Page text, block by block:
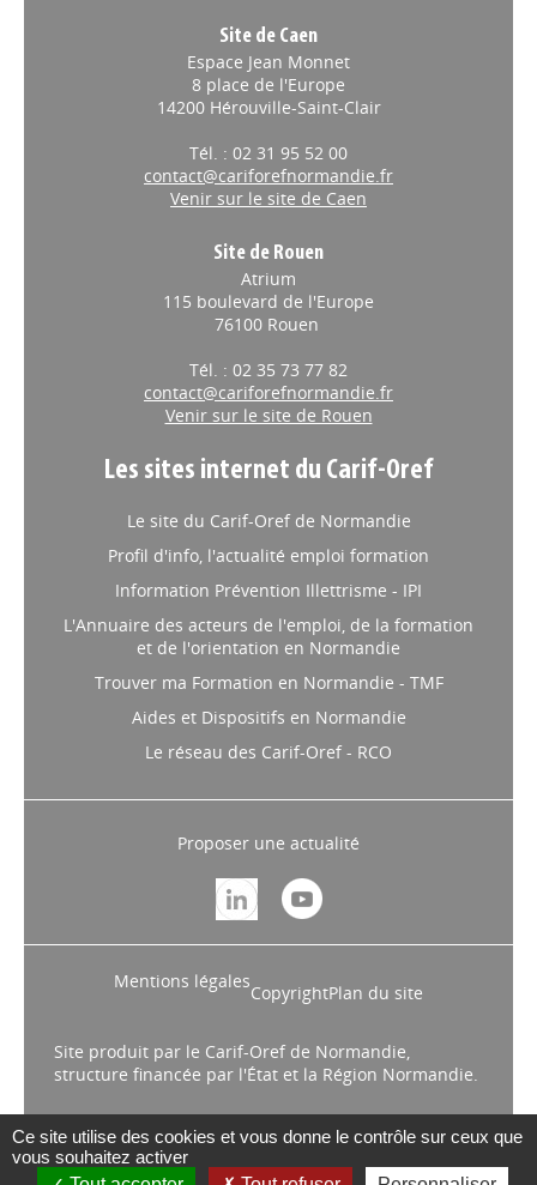
Site de Caen
Espace Jean Monnet
8 place de l'Europe
14200 Hérouville-Saint-Clair
Tél. : 02 31 95 52 00
contact@cariforefnormandie.fr
Venir sur le site de Caen
Site de Rouen
Atrium
115 boulevard de l'Europe
76100 Rouen
Tél. : 02 35 73 77 82
contact@cariforefnormandie.fr
Venir sur le site de Rouen
Les sites internet du Carif-Oref
Le site du Carif-Oref de Normandie
Profil d'info, l'actualité emploi formation
Information Prévention Illettrisme - IPI
L'Annuaire des acteurs de l'emploi, de la formation
et de l'orientation en Normandie
Trouver ma Formation en Normandie - TMF
Aides et Dispositifs en Normandie
Le réseau des Carif-Oref - RCO
Proposer une actualité
Mentions légales
CopyrightPlan du site
Site produit par le Carif-Oref de Normandie,
structure financée par l'État et la Région Normandie.
Ce site utilise des cookies et vous donne le contrôle sur ceux que
vous souhaitez activer